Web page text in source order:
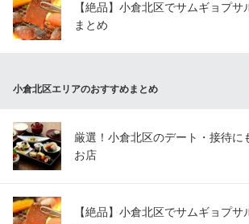
【絶品】小倉北区でサムギョプ
まとめ
小倉北区エリアのおすすめまとめ
厳選！小倉北区のデート・接待に
お店
【絶品】小倉北区でサムギョプ